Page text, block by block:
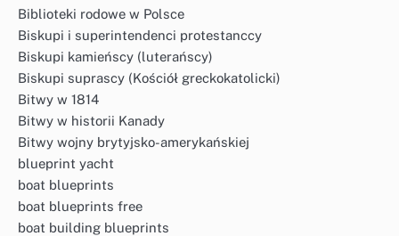
Biblioteki rodowe w Polsce
Biskupi i superintendenci protestanccy
Biskupi kamieńscy (luterańscy)
Biskupi suprascy (Kościół greckokatolicki)
Bitwy w 1814
Bitwy w historii Kanady
Bitwy wojny brytyjsko-amerykańskiej
blueprint yacht
boat blueprints
boat blueprints free
boat building blueprints